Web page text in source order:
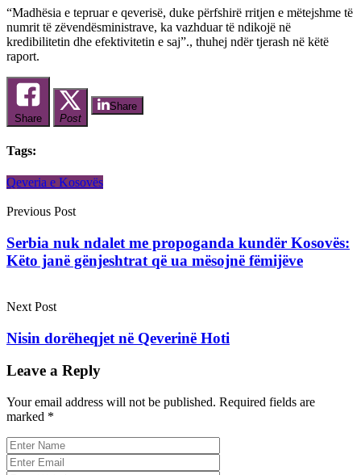
“Madhësia e tepruar e qeverisë, duke përfshirë rritjen e mëtejshme të
numrit të zëvendësministrave, ka vazhduar të ndikojë në
kredibilitetin dhe efektivitetin e saj”., thuhej ndër tjerash në këtë
raport.
Share Post
Share
Tags:
Qeveria e Kosovës
Previous Post
Serbia nuk ndalet me propoganda kundër Kosovës:
Këto janë gënjeshtrat që ua mësojnë fëmijëve
Next Post
Nisin dorëheqjet në Qeverinë Hoti
Leave a Reply
Your email address will not be published. Required fields are
marked *